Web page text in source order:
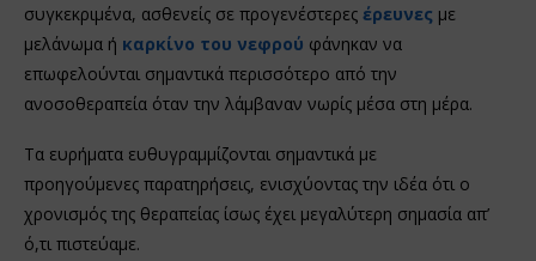
συγκεκριμένα, ασθενείς σε προγενέστερες έρευνες με
μελάνωμα ή καρκίνο του νεφρού φάνηκαν να
επωφελούνται σημαντικά περισσότερο από την
ανοσοθεραπεία όταν την λάμβαναν νωρίς μέσα στη μέρα.
Τα ευρήματα ευθυγραμμίζονται σημαντικά με
προηγούμενες παρατηρήσεις, ενισχύοντας την ιδέα ότι ο
χρονισμός της θεραπείας ίσως έχει μεγαλύτερη σημασία απ’
ό,τι πιστεύαμε.